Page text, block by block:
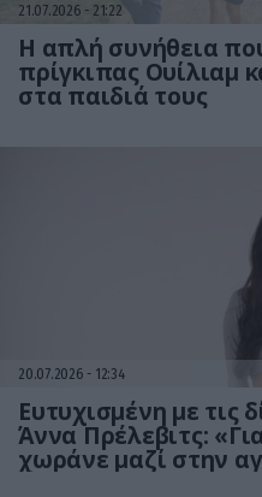
21.07.2026 21:22
Η απλή συνήθεια
πρίγκιπας Ουίλιαμ
στα παιδιά τους
20.07.2026 12:34
Ευτυχισμένη με τις
Άννα Πρέλεβιτς:
χωράνε μαζί στην